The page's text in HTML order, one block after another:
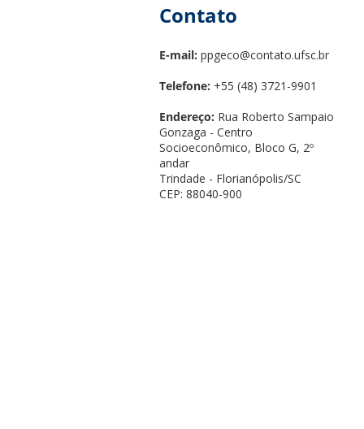
Contato
E-mail: ppgeco@contato.ufsc.br
Telefone: +55 (48) 3721-9901
Endereço: Rua Roberto Sampaio
Gonzaga - Centro
Socioeconômico, Bloco G, 2º
andar
Trindade - Florianópolis/SC
CEP: 88040-900